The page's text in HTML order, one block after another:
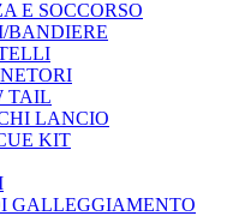
E SOCCORSO
BANDIERE
TAIL
LANCIO
KIT
GALLEGGIAMENTO